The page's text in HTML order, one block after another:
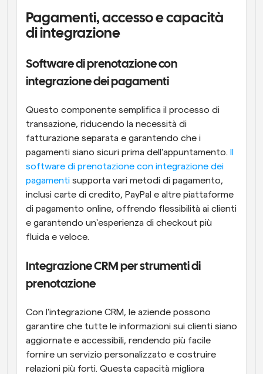
Pagamenti, accesso e capacità
di integrazione
Software di prenotazione con
integrazione dei pagamenti
Questo componente semplifica il processo di
transazione, riducendo la necessità di
fatturazione separata e garantendo che i
pagamenti siano sicuri prima dell'appuntamento.
software di prenotazione con integrazione dei
pagamenti supporta vari metodi di pagamento,
inclusi carte di credito, PayPal e altre piattaforme
di pagamento online, offrendo flessibilità ai clienti
e garantendo un'esperienza di checkout più
fluida e veloce.
Integrazione CRM per strumenti di
prenotazione
Con l'integrazione CRM, le aziende possono
garantire che tutte le informazioni sui clienti siano
aggiornate e accessibili, rendendo più facile
fornire un servizio personalizzato e costruire
relazioni più forti. Questa capacità migliora